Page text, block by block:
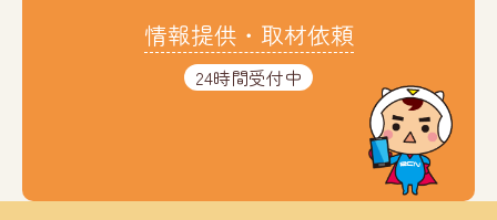
情報提供・取材依頼
24時間受付中